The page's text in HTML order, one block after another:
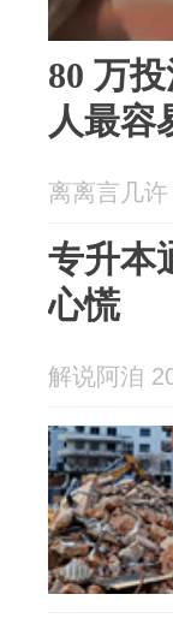
80 万
人最容
离离言几
专升本
心慌
解说阿洎